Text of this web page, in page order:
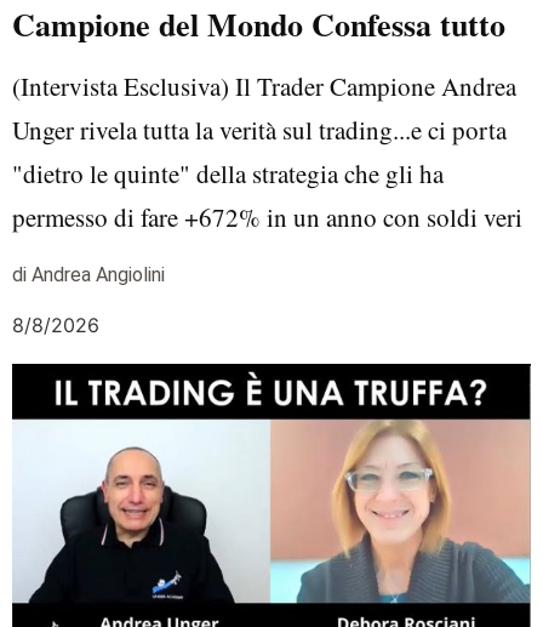
Campione del Mondo Confessa tutto
(Intervista Esclusiva) Il Trader Campione Andrea
Unger rivela tutta la verità sul trading...e ci porta
"dietro le quinte" della strategia che gli ha
permesso di fare +672% in un anno con soldi veri
di Andrea Angiolini
8/8/2026